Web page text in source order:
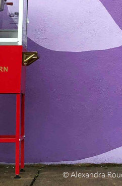
© Alexandra